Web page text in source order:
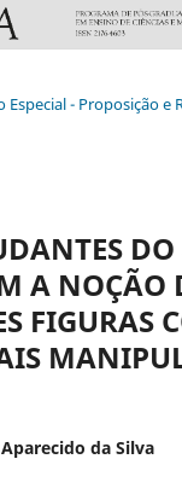
Especial - Proposição e
A NOÇÃO
FIGURAS
da Silva